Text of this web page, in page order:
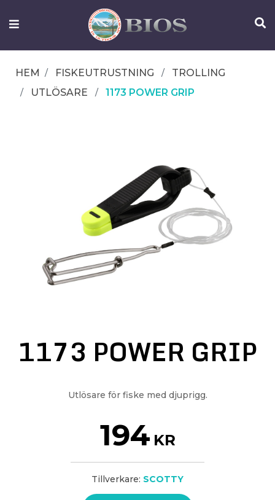
FISKEUTRUSTNING
OM
IFISH
HEM FISKEUTRUSTNING
TROLLING
UTLÖSARE
1173 POWER GRIP
1173 POWER GRIP
Utlösare för fiske med djuprigg.
194 KR
Tillverkare: SCOTTY